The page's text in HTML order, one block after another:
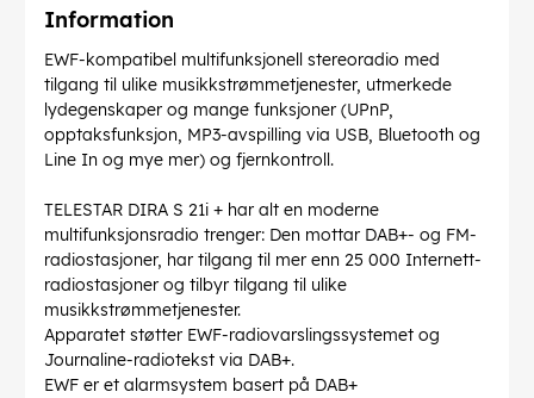
Information
EWF-kompatibel multifunksjonell stereoradio med
tilgang til ulike musikkstrømmetjenester, utmerkede
lydegenskaper og mange funksjoner (UPnP,
opptaksfunksjon, MP3-avspilling via USB, Bluetooth og
Line In og mye mer) og fjernkontroll.
TELESTAR DIRA S 21i + har alt en moderne
multifunksjonsradio trenger: Den mottar DAB+- og FM-
radiostasjoner, har tilgang til mer enn 25 000 Internett-
radiostasjoner og tilbyr tilgang til ulike
musikkstrømmetjenester.
Apparatet støtter EWF-radiovarslingssystemet og
Journaline-radiotekst via DAB+.
EWF er et alarmsystem basert på DAB+